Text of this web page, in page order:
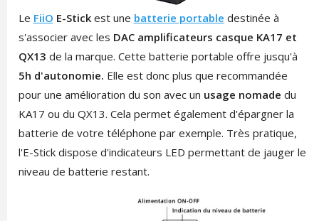
Le FiiO E-Stickest une batterie portable destinée à
s'associer avec les DAC amplificateurs casque KA17 et
QX13 de la marque. Cette batterie portable offre jusqu'à
5h d'autonomie. Elle est donc plus que recommandée
pour une amélioration du son avec un usage nomade du
KA17 ou du QX13. Cela permet également d'épargner la
batterie de votre téléphone par exemple. Très pratique,
l'E-Stick dispose d'indicateurs LED permettant de jauger le
niveau de batterie restant.